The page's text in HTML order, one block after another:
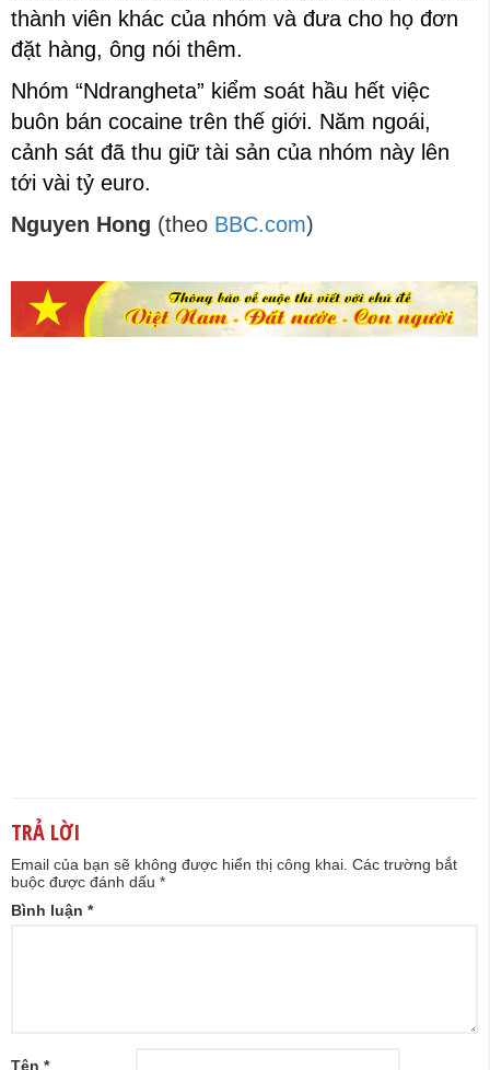
thành viên khác của nhóm và đưa cho họ đơn
đặt hàng, ông nói thêm.
Nhóm “Ndrangheta” kiểm soát hầu hết việc
buôn bán cocaine trên thế giới. Năm ngoái,
cảnh sát đã thu giữ tài sản của nhóm này lên
tới vài tỷ euro.
Nguyen Hong (theo BBC.com)
TRẢ LỜI
Email của bạn sẽ không được hiển thị công khai. Các trường bắt
buộc được đánh dấu *
Bình luận *
Tên *